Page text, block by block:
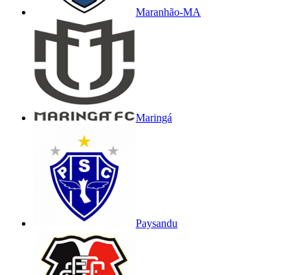
Maranhão-MA
Maringá
Paysandu